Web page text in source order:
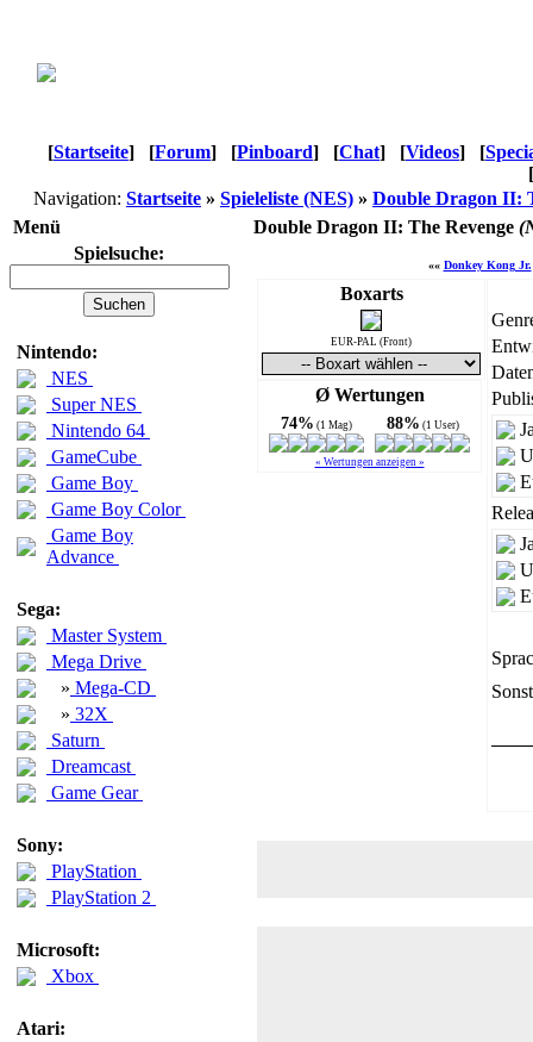
[Startseite] [Forum] [Pinboard] [Chat] [Videos] [
[
Navigation: Startseite » Spieleliste (NES) » Double Dragon II:
Menü
Double Dragon II: The Revenge
Spielsuche:
Nintendo:
NES
Super NES
Nintendo 64
GameCube
Game Boy
Game Boy Color
Game Boy
Advance
Sega:
Master System
Mega Drive
» Mega-CD
» 32X
Saturn
Dreamcast
Game Gear
Sony:
PlayStation
PlayStation 2
Microsoft:
Xbox
Atari:
«« Donkey Kong Jr.
Boxarts
EUR-PAL (Front)
Ø Wertungen
74% (1 Mag) 88% (1 User)
« Wertungen anzeigen »